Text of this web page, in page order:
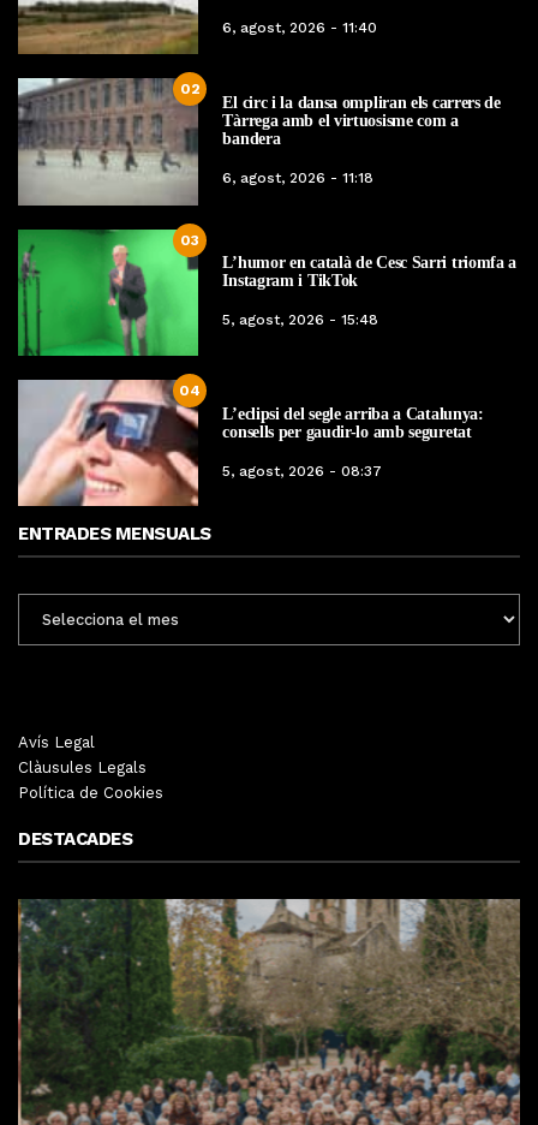
6, agost, 2026 - 11:40
02
El circ i la dansa ompliran els carrers de
Tàrrega amb el virtuosisme com a
bandera
6, agost, 2026 - 11:18
03
L’humor en català de Cesc Sarri triomfa a
Instagram i TikTok
5, agost, 2026 - 15:48
04
L’eclipsi del segle arriba a Catalunya:
consells per gaudir-lo amb seguretat
5, agost, 2026 - 08:37
ENTRADES MENSUALS
MENSUALS
Avís Legal
Clàusules Legals
Política de Cookies
DESTACADES